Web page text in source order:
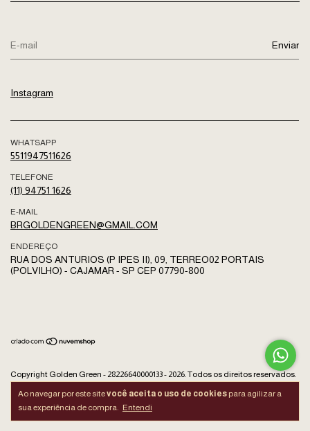
Ao navegar por este sitevocê aceita o uso de cookies para agilizar a
sua experiência de compra. Entendi
Instagram
WHATSAPP
5511947511626
TELEFONE
(11) 94751 1626
E-MAIL
BRGOLDENGREEN@GMAIL.COM
ENDEREÇO
RUA DOS ANTURIOS (P IPES II), 09, TERREO02 PORTAIS
(POLVILHO) - CAJAMAR - SP CEP 07790-800
Copyright Golden Green - 28226640000133 - 2026. Todos os direitos reservados.